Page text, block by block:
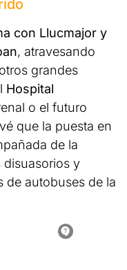
con Llucmajor y
, atravesando
grandes
Hospital
o el futuro
que la puesta en
de la
disuasorios y
de autobuses de la